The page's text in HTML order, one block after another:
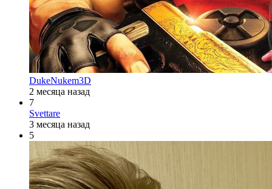
DukeNukem3D
2 месяца назад
7
Svettare
3 месяца назад
5